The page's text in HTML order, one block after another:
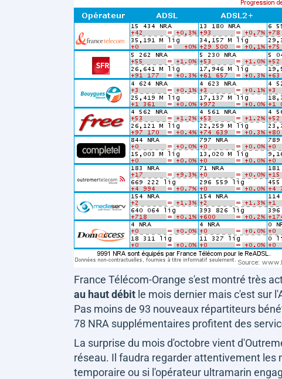
France Télécom-Orange s'est montré très
au haut débit le mois dernier mais c'est sur
Pas moins de 93 nouveaux répartiteurs
78 NRA supplémentaires profitent des
La surprise du mois d'octobre vient
réseau. Il faudra regarder attentivement les
temporaire ou si l'opérateur ultramarin